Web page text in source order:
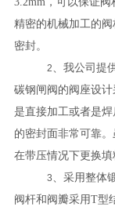
精密的机械加工的
密封。
2
、我公司提
碳钢闸阀的阀座设
是直接加工或者是
的密封面非常可靠
在带压情况下更换填
3
、采用整体
阀杆和阀瓣采用T型